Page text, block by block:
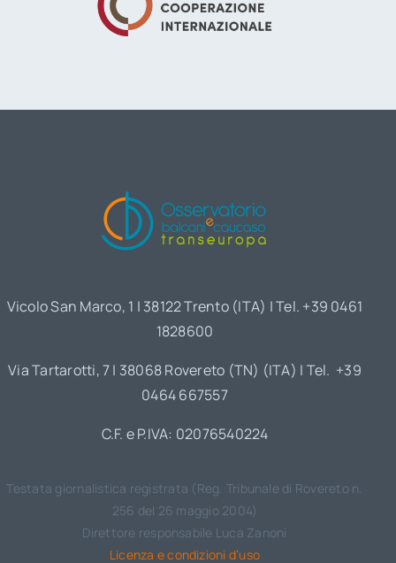
Vicolo San Marco, 1 | 38122 Trento (ITA) | Tel. +39 0461
1828600
Via Tartarotti, 7 | 38068 Rovereto (TN) (ITA) | Tel. +39
0464 667557
C.F. e P.IVA: 02076540224
Testata giornalistica registrata (Reg. Tribunale di Rovereto n.
256 del 26 maggio 2004)
Direttore responsabile Luca Zanoni
Licenza e condizioni d’uso